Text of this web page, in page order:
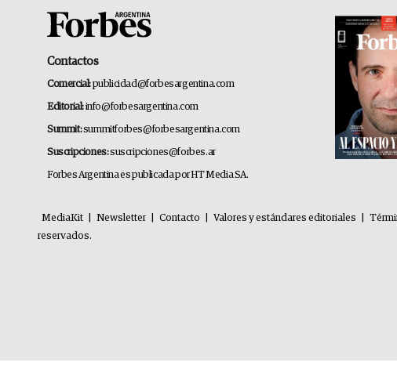
Contactos
Comercial:publicidad@forbesargentina.com
Editorial:info@forbesargentina.com
Summit:summitforbes@forbesargentina.com
Suscripciones:suscripciones@forbes.ar
Forbes Argentina es publicada por HT Media SA.
MediaKit Newsletter Contacto Valores y estándares editoriales
reservados.